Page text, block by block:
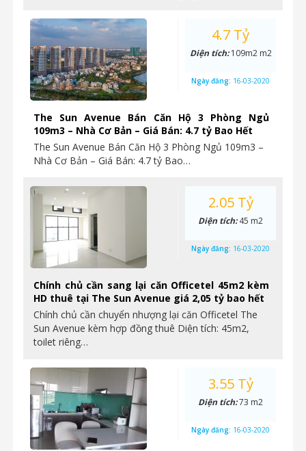
The Sun Avenue Bán Căn Hộ 3 Phòng Ngủ
109m3 – Nhà Cơ Bản – Giá Bán: 4.7 tỷ Bao Hết
The Sun Avenue Bán Căn Hộ 3 Phòng Ngủ 109m3 –
Nhà Cơ Bản – Giá Bán: 4.7 tỷ Bao…
4.7 Tỷ
Diện tích:109m2 m2
Ngày đăng: 16-03-2020
Chính chủ cần sang lại căn Officetel 45m2 kèm
HD thuê tại The Sun Avenue giá 2,05 tỷ bao hết
Chính chủ cần chuyển nhượng lại căn Officetel The
Sun Avenue kèm hợp đồng thuê Diện tích: 45m2,
toilet riêng…
2.05 Tỷ
Diện tích:45 m2
Ngày đăng: 16-03-2020
3.55 Tỷ
Diện tích:73 m2
Ngày đăng: 16-03-2020